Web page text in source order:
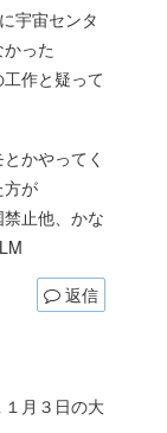
宇宙センタ
った
作と疑って
かやってく
方が
止他、かな
返信
月３日の大